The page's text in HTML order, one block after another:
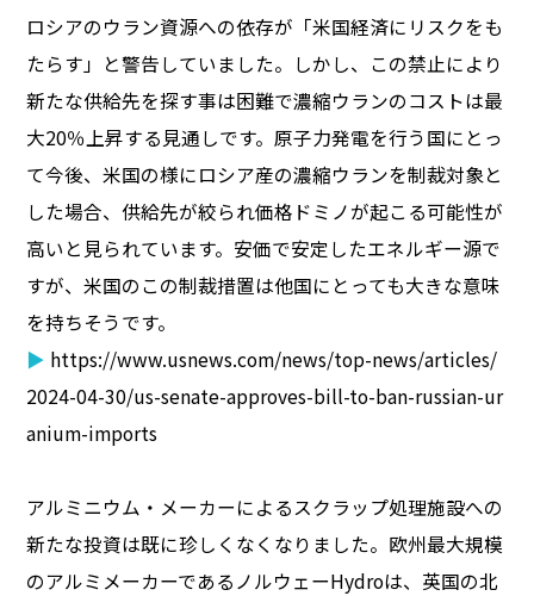
ロシアのウラン資源への依存が「米国経済にリスクをも
たらす」と警告していました。しかし、この禁止により
新たな供給先を探す事は困難で濃縮ウランのコストは最
大20％上昇する見通しです。原子力発電を行う国にとっ
て今後、米国の様にロシア産の濃縮ウランを制裁対象と
した場合、供給先が絞られ価格ドミノが起こる可能性が
高いと見られています。安価で安定したエネルギー源で
すが、米国のこの制裁措置は他国にとっても大きな意味
を持ちそうです。
▶ https://www.usnews.com/news/top-news/articles/
2024-04-30/us-senate-approves-bill-to-ban-russian-ur
anium-imports
アルミニウム・メーカーによるスクラップ処理施設への
新たな投資は既に珍しくなくなりました。欧州最大規模
のアルミメーカーであるノルウェーHydroは、英国の北